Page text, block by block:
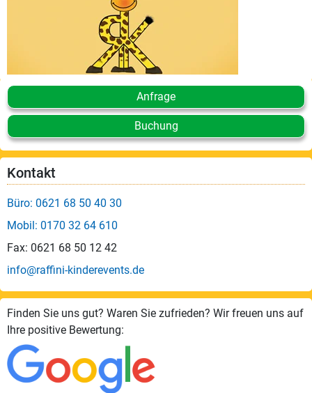
Anfrage
Buchung
Kontakt
Büro: 0621 68 50 40 30
Mobil: 0170 32 64 610
Fax: 0621 68 50 12 42
info@raffini-kinderevents.de
Finden Sie uns gut? Waren Sie zufrieden? Wir freuen uns auf
Ihre positive Bewertung: